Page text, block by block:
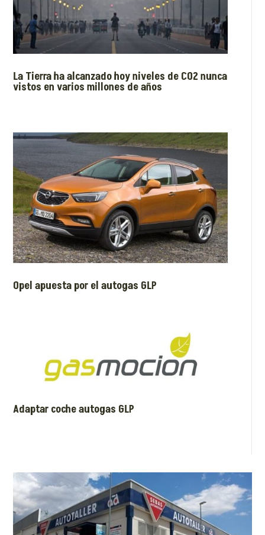
La Tierra ha alcanzado hoy niveles de CO2 nunca
vistos en varios millones de años
Opel apuesta por el autogas GLP
Adaptar coche autogas GLP